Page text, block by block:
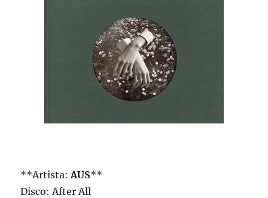
**Artista:AUS**
Disco: After All